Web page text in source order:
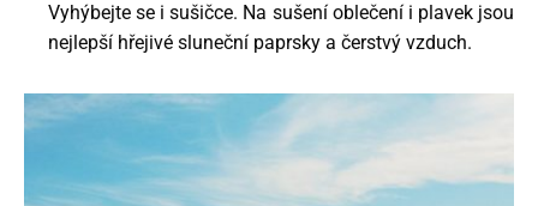
Vyhýbejte se i sušičce. Na sušení oblečení i plavek jsou
nejlepší hřejivé sluneční paprsky a čerstvý vzduch.